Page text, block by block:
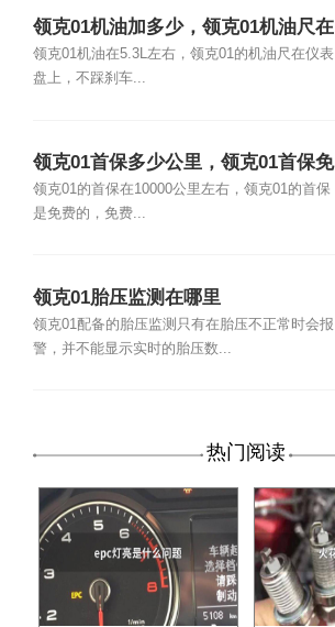
领克01机油加多少，领克01机油尺在
哪里
领克01机油在5.3L左右，领克01的机油尺在仪表
盘上，不踩刹车...
领克01首保多少公里，领克01首保免
费吗
领克01的首保在10000公里左右，领克01的首保
是免费的，免费...
领克01胎压监测在哪里
领克01配备的胎压监测只有在胎压不正常时会报
警，并不能显示实时的胎压数...
热门阅读